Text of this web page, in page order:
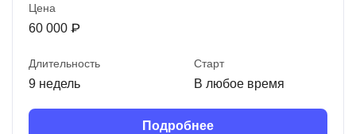
Цена
60 000 ₽
Длительность
9 недель
Старт
В любое время
Подробнее